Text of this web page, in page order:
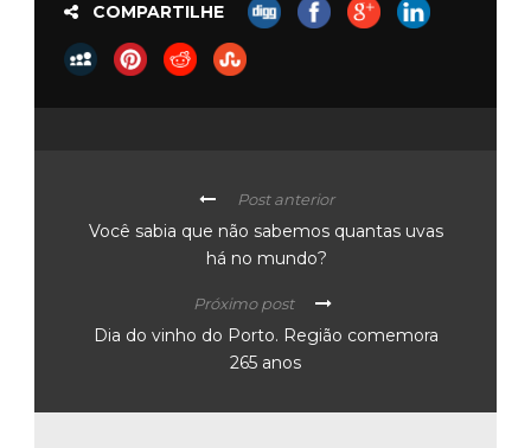
COMPARTILHE
Post anterior
Você sabia que não sabemos quantas uvas
há no mundo?
Próximo post
Dia do vinho do Porto. Região comemora
265 anos